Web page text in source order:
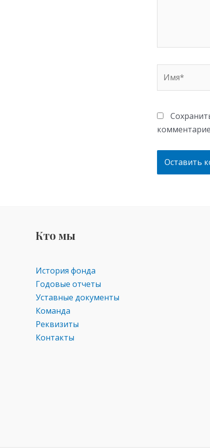
Кто мы
История фонда
Годовые отчеты
Уставные документы
Команда
Реквизиты
Контакты